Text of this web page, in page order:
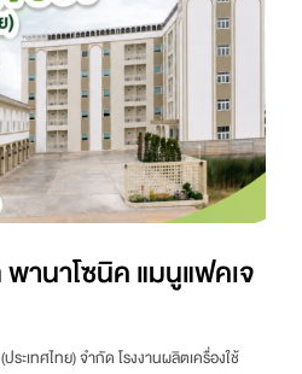
านาโซนิค แมนูแฟคเจ
ะเทศไทย) จำกัด โรงงานผลิตเครื่องใช้